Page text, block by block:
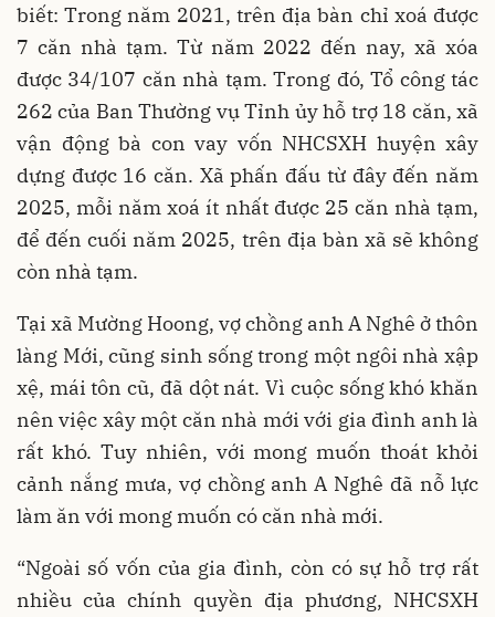
biết: Trong năm 2021, trên địa bàn chỉ xoá được
7 căn nhà tạm. Từ năm 2022 đến nay, xã xóa
được 34/107 căn nhà tạm. Trong đó, Tổ công tác
262 của Ban Thường vụ Tỉnh ủy hỗ trợ 18 căn, xã
vận động bà con vay vốn NHCSXH huyện xây
dựng được 16 căn. Xã phấn đấu từ đây đến năm
2025, mỗi năm xoá ít nhất được 25 căn nhà tạm,
để đến cuối năm 2025, trên địa bàn xã sẽ không
còn nhà tạm.
Tại xã Mường Hoong, vợ chồng anh A Nghê ở thôn
làng Mới, cũng sinh sống trong một ngôi nhà xập
xệ, mái tôn cũ, đã dột nát. Vì cuộc sống khó khăn
nên việc xây một căn nhà mới với gia đình anh là
rất khó. Tuy nhiên, với mong muốn thoát khỏi
cảnh nắng mưa, vợ chồng anh A Nghê đã nỗ lực
làm ăn với mong muốn có căn nhà mới.
“Ngoài số vốn của gia đình, còn có sự hỗ trợ rất
nhiều của chính quyền địa phương, NHCSXH